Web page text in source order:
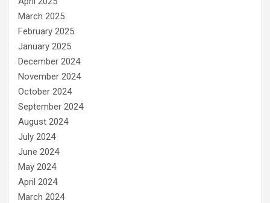
March 2025
February 2025
January 2025
December 2024
November 2024
October 2024
September 2024
August 2024
July 2024
June 2024
May 2024
April 2024
March 2024